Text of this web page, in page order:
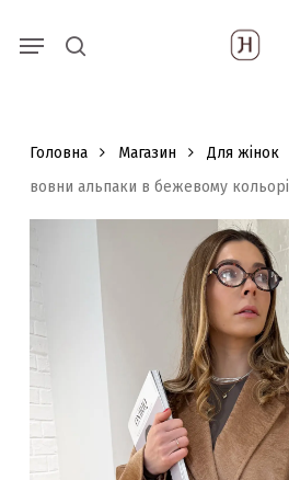
Пошук
товарів
Menu
Головна Магазин Для жінок
вовни альпаки в бежевому кольорі